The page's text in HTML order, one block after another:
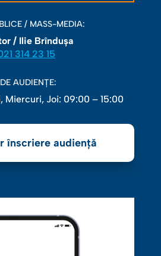
/ MASS-MEDIA:
/ Ilie Brîndușa
314 23 15
AUDIENȚE:
Miercuri, Joi: 09:00 – 15:00
înscriere audiență